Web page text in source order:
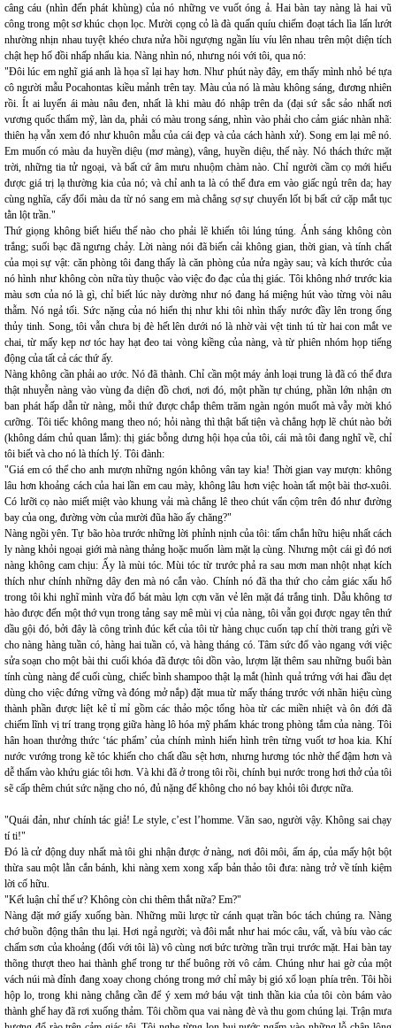
câng cáu (nhìn đến phát khùng) của nó những ve vuốt óng ả. Hai bàn tay nàng là hai vũ
công trong một sơ khúc chọn lọc. Mười cọng cỏ là đà quấn quíu chiếm đoạt tách lìa lấn lướt
nhường nhịn nhau tuyệt khéo chưa nửa hồi ngượng ngần líu víu lên nhau trên một diện tích
chật hẹp hố đồi nhấp nhẩu kia. Nàng nhìn nó, nhưng nói với tôi, qua nó:
"Đôi lúc em nghĩ giá anh là họa sĩ lại hay hơn. Như phút này đây, em thấy mình nhỏ bé tựa
cô người mẫu Pocahontas kiều mảnh trên tay. Màu của nó là màu không sáng, đương nhiên
rồi. Ít ai luyến ái màu nâu đen, nhất là khi màu đó nhập trên da (đại sứ sắc sảo nhất nơi
vương quốc thẩm mỹ, làn da, phải có màu trong sáng, nhìn vào phải cho cảm giác nhàn nhã:
thiên hạ vẫn xem đó như khuôn mẫu của cái đẹp và của cách hành xử). Song em lại mê nó.
Em muốn có màu da huyền diệu (mơ màng), vâng, huyền diệu, thế này. Nó thách thức mặt
trời, những tia tử ngoại, và bất cứ âm mưu nhuộm chàm nào. Chỉ người cầm cọ mới hiểu
được giá trị lạ thường kia của nó; và chỉ anh ta là có thể đưa em vào giấc ngủ trên da; hay
cùng nghĩa, cấy đổi màu da từ nó sang em mà chẳng sợ sự chuyển lốt bị bất cứ cặp mắt tục
tằn lột trần."
Thứ giọng không biết hiểu thế nào cho phải lẽ khiến tôi lúng túng. Ánh sáng không còn
trắng; suối bạc đã ngưng chảy. Lời nàng nói đã biến cải không gian, thời gian, và tính chất
của mọi sự vật: căn phòng tôi đang thấy là căn phòng của nửa ngày sau; và kích thước của
nó hình như không còn nữa tùy thuộc vào việc đo đạc của thị giác. Tôi không nhớ trước kia
màu sơn của nó là gì, chỉ biết lúc này dường như nó đang há miệng hút vào từng vòi nâu
thẫm. Nó ngả tối. Sức nặng của nó hiển thị như khi tôi nhìn thấy nước đầy lên trong ống
thủy tinh. Song, tôi vẫn chưa bị đè hết lên dưới nó là nhờ vài vệt tinh tú từ hai con mắt ve
chai, từ mấy kẹp nơ tóc hay hạt đeo tai vòng kiềng của nàng, và từ phiên nhóm họp tiếng
động của tất cả các thứ ấy.
Nàng không cần phải ao ước. Nó đã thành. Chỉ cần một máy ảnh loại trung là đã có thể đưa
thật nhuyễn nàng vào vùng đa diện đồ chơi, nơi đó, một phần tự chúng, phần lớn nhận ơn
ban phát hấp dẫn từ nàng, mỗi thứ được chắp thêm trăm ngàn ngón muốt mà vẫy mời khó
cưỡng. Tôi tiếc không mang theo nó; hỏi nàng thì thật bất tiện và chẳng hợp lẽ chút nào bởi
(không dám chủ quan lắm): thị giác bỗng dưng hội họa của tôi, cái mà tôi đang nghĩ về, chỉ
tôi biết và cho nó là thích lý. Tôi đành:
"Giá em có thể cho anh mượn những ngón không vân tay kia! Thời gian vay mượn: không
lâu hơn khoảng cách của hai lần em cau mày, không lâu hơn việc hoàn tất một bài thơ-xuôi.
Có lưỡi cọ nào miết miệt vào khung vải mà chẳng lê theo chút vẩn cộm trên đó như đường
bay của ong, đường vờn của mười đũa hão ấy chăng?"
Nàng ngồi yên. Tự bão hòa trước những lời phỉnh nịnh của tôi: tấm chắn hữu hiệu nhất cách
ly nàng khỏi ngoại giới mà nàng thảng hoặc muốn làm mặt lạ cùng. Nhưng một cái gì đó nơi
nàng không cam chịu: Ấy là mùi tóc. Mùi tóc từ trước phả ra sau mơn man nhột nhạt kích
thích như chính những dây đen mà nó cắn vào. Chính nó đã tha thứ cho cảm giác xấu hổ
trong tôi khi nghĩ mình vừa đổ bát màu lợn cợn văn vẻ lên mặt đá trắng tinh. Dẫu không tơ
hào được đến một thớ vụn trong tảng say mê mùi vị của nàng, tôi vẫn gọi được ngay tên thứ
dầu gội đó, bởi đây là công trình đúc kết của tôi từ hàng chục cuốn tạp chí thời trang gửi về
cho nàng hàng tuần có, hàng hai tuần có, và hàng tháng có. Tâm sức đổ vào ngang với việc
sửa soạn cho một bài thi cuối khóa đã được tôi dồn vào, lượm lặt thêm sau những buổi bàn
tính cùng nàng để cuối cùng, chiếc bình shampoo thật lạ mắt (hình quả trứng với hai đầu dẹt
dùng cho việc đứng vững và đóng mở nắp) đặt mua từ mấy tháng trước với nhãn hiệu cùng
thành phần được liệt kê tỉ mỉ gồm các thảo mộc tổng hòa từ các miền nhiệt và ôn đới đã
chiếm lĩnh vị trí trang trọng giữa hàng lô hóa mỹ phẩm khác trong phòng tắm của nàng. Tôi
hân hoan thưởng thức ‘tác phẩm’ của chính mình hiển hình trên từng vuốt tơ hoa kia. Khí
nước vướng trong kẽ tóc khiến cho chất dầu sệt hơn, nhưng hương tóc nhờ thế đậm hơn và
dễ thấm vào khứu giác tôi hơn. Và khi đã ở trong tôi rồi, chính bụi nước trong hơi thở của tôi
sẽ cấp thêm chút sức nặng cho nó, đủ nặng để không cho nó bay khỏi tôi được nữa.
"Quái đản, như chính tác giả! Le style, c’est l’homme. Văn sao, người vậy. Không sai chạy
tí ti!"
Đó là cử động duy nhất mà tôi ghi nhận được ở nàng, nơi đôi môi, ấm áp, của mấy hột bột
thừa sau một lằn cắn bánh, khi nàng xem xong xấp bản thảo tôi đưa: nàng trở về tính kiệm
lời cố hữu.
"Kết luận chỉ thế ư? Không còn chi thêm thắt nữa? Em?"
Nàng đặt mớ giấy xuống bàn. Những mũi lược từ cánh quạt trần bóc tách chúng ra. Nàng
chớ buồn động thân thu lại. Hơi ngả người; và đôi mắt như hai móc câu, vất, và bíu vào các
chấm sơn của khoảng (đối với tôi là) vô cùng nơi bức tường trần trụi trước mặt. Hai bàn tay
thõng thượt theo hai thành ghế trong tư thế buông rời vô cảm. Chúng như hai gờ của một
vách núi mà đỉnh đang xoay chong chóng trong mớ chỉ mây bị gió xổ loạn phía trên. Tôi hồi
hộp lo, trong khi nàng chẳng cần để ý xem mớ báu vật tinh thần kia của tôi còn bám vào
thành ghế hay đã rơi xuống thảm. Tôi chồm qua vai nàng đè và thu gom chúng lại. Trận mưa